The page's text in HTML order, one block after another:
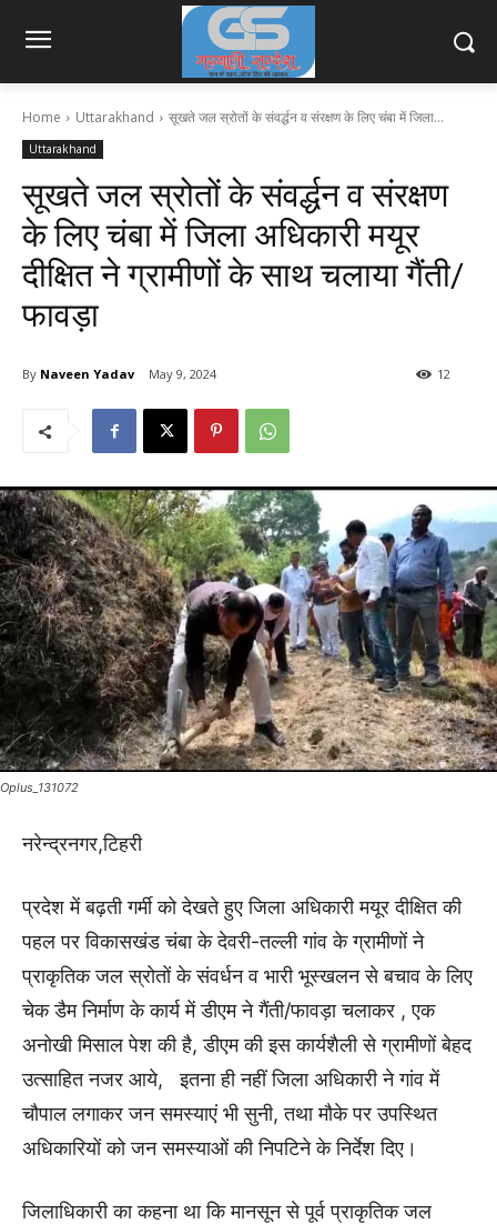
Home Uttarakhand सूखते जल स्रोतों के संवर्द्धन व संरक्षण के लिए चंबा में जिला...
Uttarakhand
सूखते जल स्रोतों के संवर्द्धन व संरक्षण
के लिए चंबा में जिला अधिकारी मयूर
दीक्षित ने ग्रामीणों के साथ चलाया गैंती/
फावड़ा
By Naveen Yadav May 9, 2024 12
Oplus_131072
नरेन्द्रनगर,टिहरी
प्रदेश में बढ़ती गर्मी को देखते हुए जिला अधिकारी मयूर दीक्षित की
पहल पर विकासखंड चंबा के देवरी-तल्ली गांव के ग्रामीणों ने
प्राकृतिक जल स्रोतों के संवर्धन व भारी भूस्खलन से बचाव के लिए
चेक डैम निर्माण के कार्य में डीएम ने गैंती/फावड़ा चलाकर , एक
अनोखी मिसाल पेश की है, डीएम की इस कार्यशैली से ग्रामीणों बेहद
उत्साहित नजर आये, इतना ही नहीं जिला अधिकारी ने गांव में
चौपाल लगाकर जन समस्याएं भी सुनी, तथा मौके पर उपस्थित
अधिकारियों को जन समस्याओं की निपटिने के निर्देश दिए।
जिलाधिकारी का कहना था कि मानसून से पूर्व प्राकृतिक जल